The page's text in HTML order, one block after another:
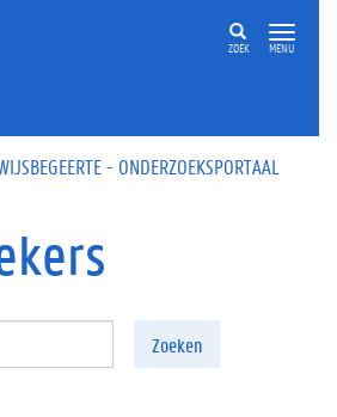
ZOEK MENU
- ONDERZOEKSPORTAAL
Zoeken